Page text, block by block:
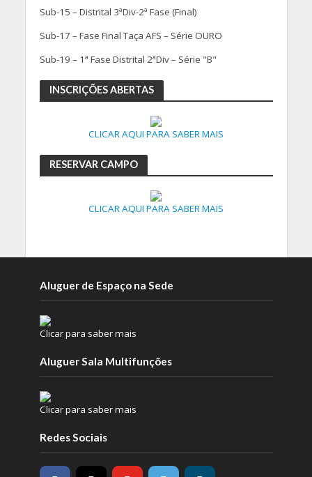
Sub-15 – Distrital 3ªDiv-2ª Fase (Final)
Sub-17 – Fase Final Taça AFS – Série OURO
Sub-19 – 1ª Fase Distrital 2ªDiv – Série "B"
INSCRIÇÕES ABERTAS
CLICAR AQUI PARA SABER MAIS
RESERVAR CAMPO
CLICAR AQUI PARA SABER MAIS
Aluguer de Espaço na Sede
Clicar para saber mais
Aluguer Sala Multifunções
Clicar para saber mais
Redes Sociais